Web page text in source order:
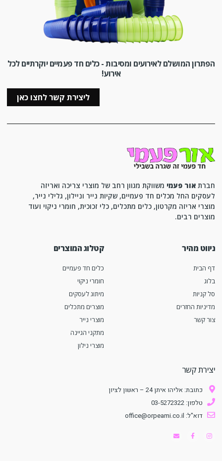
הפתרון המושלם לאירועים ומסיבות - כלים חד פעמיים יוקרתיים לכל
אירוע!
ליצירת קשר לחצו כאן
חברת אור פעמי משווקת מגוון רחב של מוצרי צריכה ואריזה
לעסקים החל מכלים חד פעמיים, שקיות נייר וניילון, גלילי נייר,
מוצרי אריזה מקרטון, כלים מתכלים, כלי זכוכית, חומרי ניקוי ועוד
מוצרים רבים.
ניווט מהיר
דף הבית
בלוג
סל קניות
מדיניות החזרים
צור קשר
קטלוג המוצרים
כלים חד פעמיים
חומרי ניקוי
מיתוג לעסקים
מוצרים מתכלים
מוצרי נייר
מתקני הגיינה
מוצרי נילון
יצירת קשר
כתובת: אליהו איתן 24 – ראשון לציון
טלפון: 03-5272322
דוא"ל: office@orpeami.co.il